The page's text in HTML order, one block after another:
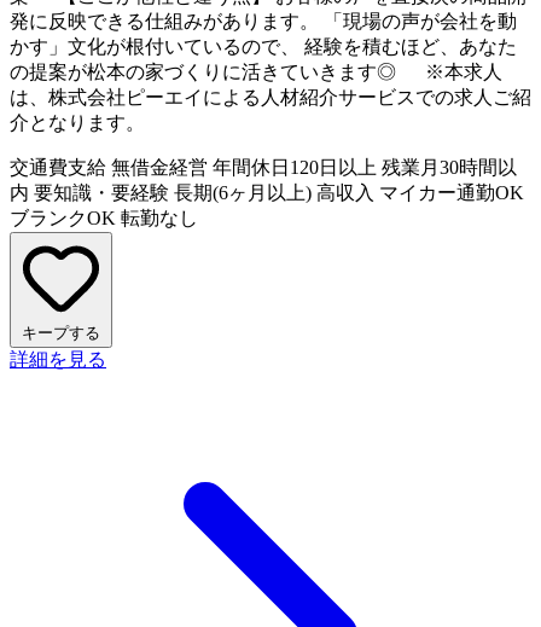
発に反映できる仕組みがあります。 「現場の声が会社を動
かす」文化が根付いているので、 経験を積むほど、あなた
の提案が松本の家づくりに活きていきます◎ ※本求人
は、株式会社ピーエイによる人材紹介サービスでの求人ご紹
介となります。
交通費支給 無借金経営 年間休日120日以上 残業月30時間以
内 要知識・要経験 長期(6ヶ月以上) 高収入 マイカー通勤OK
ブランクOK 転勤なし
キープする
詳細を見る